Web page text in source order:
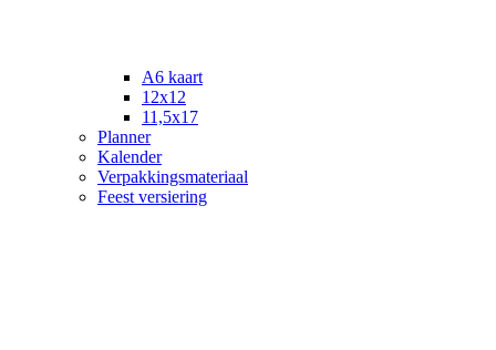
A6 kaart
12x12
11,5x17
Planner
Kalender
Verpakkingsmateriaal
Feest versiering